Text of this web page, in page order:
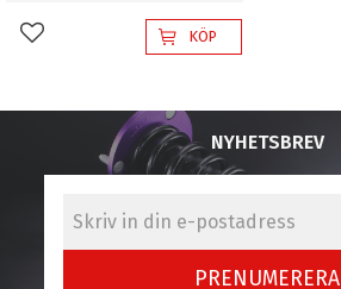
Lägg till i favoriterKÖP
NYHETSBREV
PRENUMERERA